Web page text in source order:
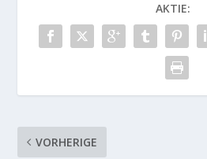
AKTIE:
VORHERIGE